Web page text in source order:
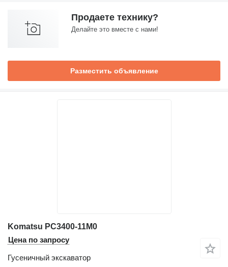
Продаете технику?
Делайте это вместе с нами!
Разместить объявление
Komatsu PC3400-11M0
Цена по запросу
Гусеничный экскаватор